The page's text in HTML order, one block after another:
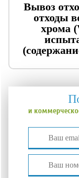
Вывоз
отходы
хрома
и